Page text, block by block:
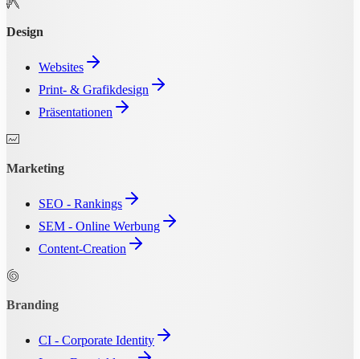
Design
Websites
Print- & Grafikdesign
Präsentationen
Marketing
SEO - Rankings
SEM - Online Werbung
Content-Creation
Branding
CI - Corporate Identity